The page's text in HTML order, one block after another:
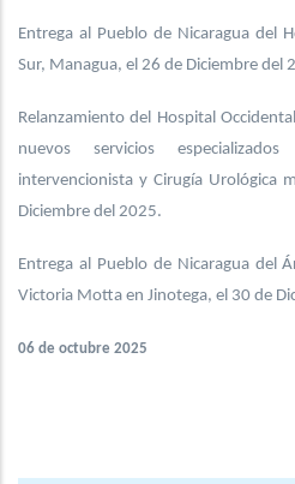
Entrega al Pueblo de Nicaragua del
Sur, Managua, el 26 de Diciembre del
Relanzamiento del Hospital
nuevos servicios
intervencionista y Cirugía Urológica
Diciembre del 2025.
Entrega al Pueblo de Nicaragua del
Victoria Motta en Jinotega, el 30 de
06 de octubre 2025